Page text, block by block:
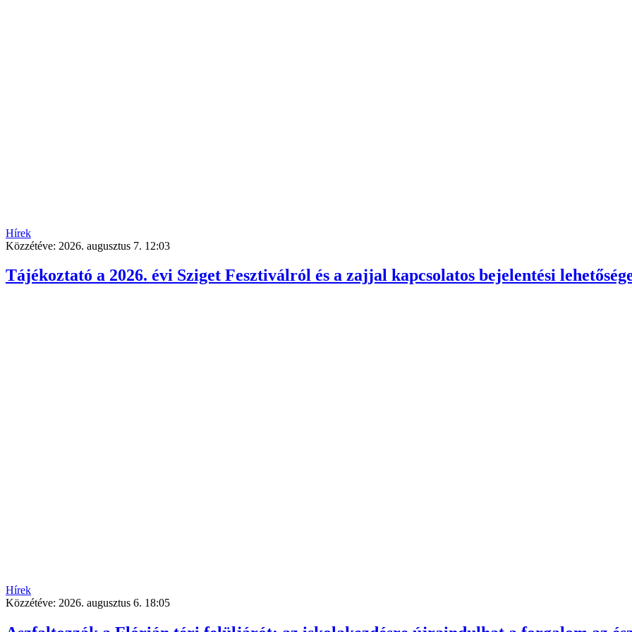
Hírek
Közzétéve: 2026. augusztus 7. 12:03
Tájékoztató a 2026. évi Sziget Fesztiválról és a zajjal kapcsolatos bejelentési
Hírek
Közzétéve: 2026. augusztus 6. 18:05